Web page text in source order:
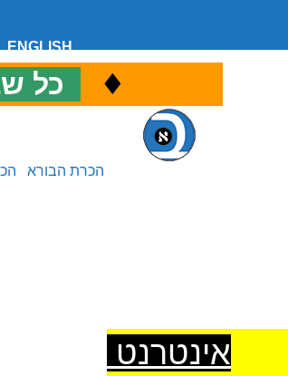
ENGLISH
♦ כל
הכרת הבורא
אינטרנט